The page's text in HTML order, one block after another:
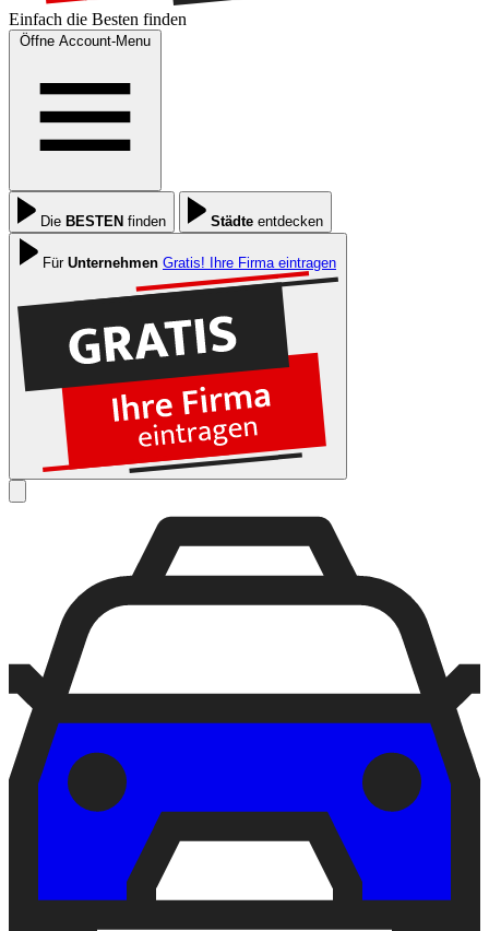
Einfach die Besten finden
Öffne Account-Menu
Die BESTEN finden Städte entdecken
Für Unternehmen Gratis! Ihre Firma eintragen